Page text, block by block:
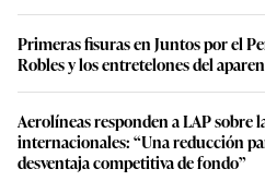
Primeras fisuras en Juntos por el
Robles y los entretelones del
Aerolíneas responden a LAP sobre
internacionales: “Una reducción
desventaja competitiva de fondo”